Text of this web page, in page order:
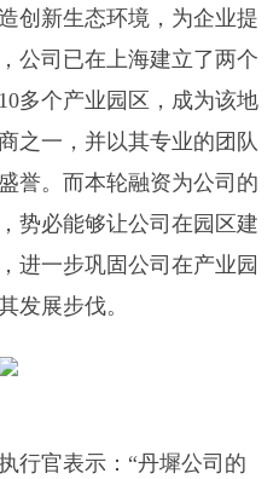
创新生态环境，为企业提
公司已在上海建立了两个
多个产业园区，成为该地
之一，并以其专业的团队
誉。而本轮融资为公司的
势必能够让公司在园区建
进一步巩固公司在产业园
发展步伐。
行官表示：“丹墀公司的